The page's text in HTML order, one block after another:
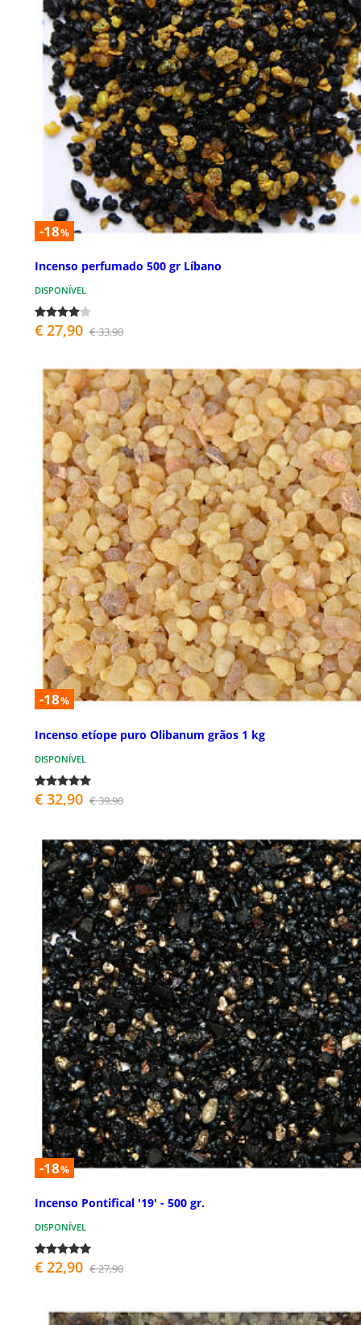
-18%
Incenso perfumado 500 gr Líbano
DISPONÍVEL
€ 27,90 € 33,90
-18%
Incenso etíope puro Olibanum grãos 1 kg
DISPONÍVEL
€ 32,90 € 39,90
-18%
Incenso Pontifical '19' - 500 gr.
DISPONÍVEL
€ 22,90 € 27,90